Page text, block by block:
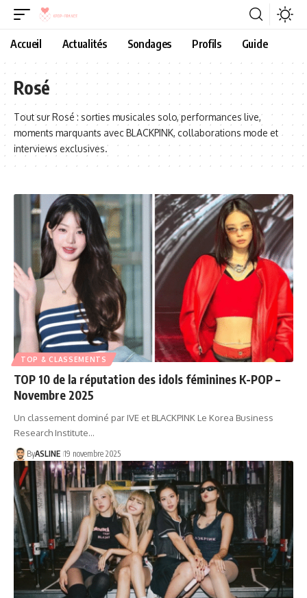
Accueil Actualités Sondages Profils Guide
Rosé
Tout sur Rosé : sorties musicales solo, performances live,
moments marquants avec BLACKPINK, collaborations mode et
interviews exclusives.
TOP & CLASSEMENTS
TOP 10 de la réputation des idols féminines K-POP –
Novembre 2025
Un classement dominé par IVE et BLACKPINK Le Korea Business
Research Institute…
ByASLINE 19 novembre 2025